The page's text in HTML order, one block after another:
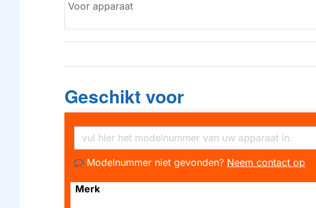
Voor apparaat
Geschikt voor
Modelnummer niet gevonden? Neem contact op
Merk